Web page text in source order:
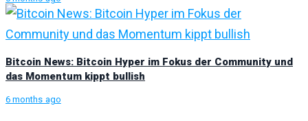
Bitcoin News: Bitcoin Hyper im Fokus der Community und
das Momentum kippt bullish
6 months ago